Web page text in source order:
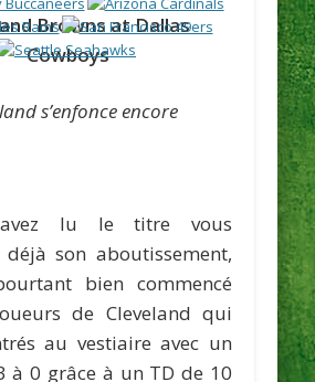
Browns at Dallas
Cowboys
s’enfonce encore
lu le titre vous
déjà son aboutissement,
bien commencé
de Cleveland qui
au vestiaire avec un
à 0 grâce à un TD de 10